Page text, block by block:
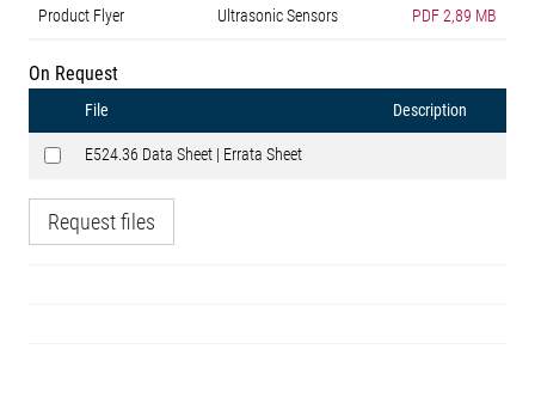
Product Flyer Ultrasonic Sensors PDF2,89 MB
On Request
File Description
E524.36 Data Sheet | Errata Sheet
Request files